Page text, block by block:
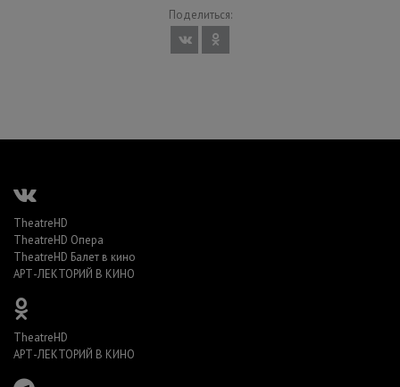
Поделиться:
TheatreHD
TheatreHD Опера
TheatreHD Балет в кино
АРТ-ЛЕКТОРИЙ В КИНО
TheatreHD
АРТ-ЛЕКТОРИЙ В КИНО